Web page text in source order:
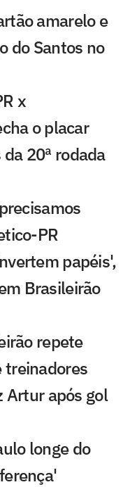
amarelo e
do Santos no
x
o placar
20ª rodada
PR
papéis',
Brasileirão
repete
treinadores
Artur após gol
longe do